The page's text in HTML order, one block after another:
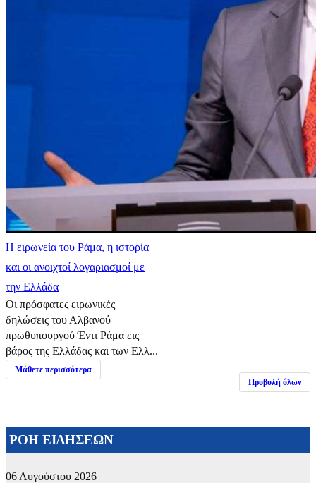
Η ειρωνεία του Ράμα, η ιστορία
και οι ανοιχτοί λογαριασμοί με
την Ελλάδα
Οι πρόσφατες ειρωνικές
δηλώσεις του Αλβανού
πρωθυπουργού Έντι Ράμα εις
βάρος της Ελλάδας και των Ελλ...
Μάθετε περισσότερα
Προβολή όλων
ΡΟΗ ΕΙΔΗΣΕΩΝ
06 Αυγούστου 2026